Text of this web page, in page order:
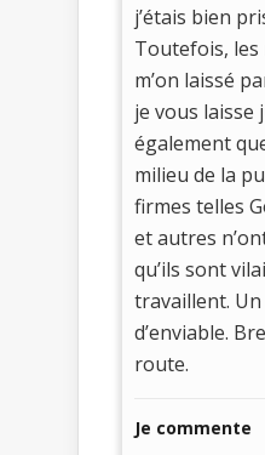
j’étais bien
Toutefois, les
m’on laissé
je vous laisse
également
milieu de la
firmes telles
et autres
qu’ils sont
travaillent.
d’enviable.
route.
Je commente